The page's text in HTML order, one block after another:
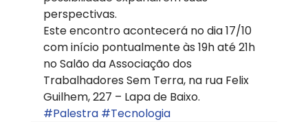
perspectivas.
Este encontro acontecerá no dia 17/10
com início pontualmente às 19h até 21h
no Salão da Associação dos
Trabalhadores Sem Terra, na rua Felix
Guilhem, 227 – Lapa de Baixo.
#Palestra #Tecnologia